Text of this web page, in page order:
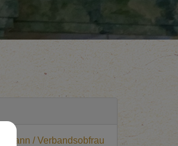
/ Verbandsobfrau